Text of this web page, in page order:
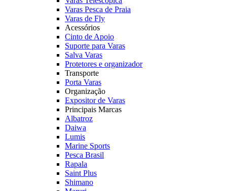
Varas Pesca de Praia
Varas de Fly
Acessórios
Cinto de Apoio
Suporte para Varas
Salva Varas
Protetores e organizador
Transporte
Porta Varas
Organização
Expositor de Varas
Principais Marcas
Albatroz
Daiwa
Lumis
Marine Sports
Pesca Brasil
Rapala
Saint Plus
Shimano